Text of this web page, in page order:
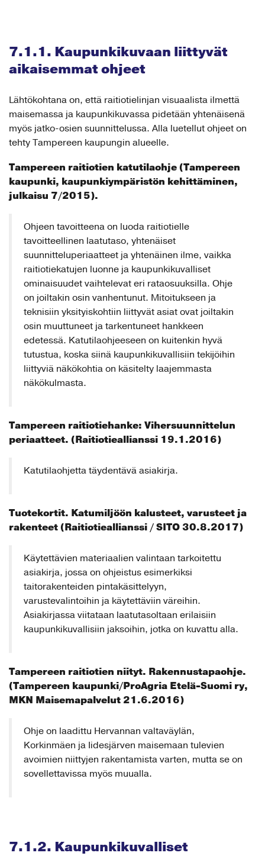
7.1.1. Kaupunkikuvaan liittyvät
aikaisemmat ohjeet
Lähtökohtana on, että raitiotielinjan visuaalista ilmettä
maisemassa ja kaupunkikuvassa pidetään yhtenäisenä
myös jatko-osien suunnittelussa. Alla luetellut ohjeet on
tehty Tampereen kaupungin alueelle.
Tampereen raitiotien katutilaohje (Tampereen
kaupunki, kaupunkiympäristön kehittäminen,
julkaisu 7/2015).
Ohjeen tavoitteena on luoda raitiotielle
tavoitteellinen laatutaso, yhtenäiset
suunnitteluperiaatteet ja yhtenäinen ilme, vaikka
raitiotiekatujen luonne ja kaupunkikuvalliset
ominaisuudet vaihtelevat eri rataosuuksilla. Ohje
on joiltakin osin vanhentunut. Mitoitukseen ja
teknisiin yksityiskohtiin liittyvät asiat ovat joiltakin
osin muuttuneet ja tarkentuneet hankkeen
edetessä. Katutilaohjeeseen on kuitenkin hyvä
tutustua, koska siinä kaupunkikuvallisiin tekijöihin
liittyviä näkökohtia on käsitelty laajemmasta
näkökulmasta.
Tampereen raitiotiehanke: Vihersuunnittelun
periaatteet. (Raitiotieallianssi 19.1.2016)
Katutilaohjetta täydentävä asiakirja.
Tuotekortit. Katumiljöön kalusteet, varusteet ja
rakenteet (Raitiotieallianssi / SITO 30.8.2017)
Käytettävien materiaalien valintaan tarkoitettu
asiakirja, jossa on ohjeistus esimerkiksi
taitorakenteiden pintakäsittelyyn,
varustevalintoihin ja käytettäviin väreihin.
Asiakirjassa viitataan laatutasoltaan erilaisiin
kaupunkikuvallisiin jaksoihin, jotka on kuvattu alla.
Tampereen raitiotien niityt. Rakennustapaohje.
(Tampereen kaupunki/ProAgria Etelä-Suomi ry,
MKN Maisemapalvelut 21.6.2016)
Ohje on laadittu Hervannan valtaväylän,
Korkinmäen ja Iidesjärven maisemaan tulevien
avoimien niittyjen rakentamista varten, mutta se on
sovellettavissa myös muualla.
7.1.2. Kaupunkikuvalliset